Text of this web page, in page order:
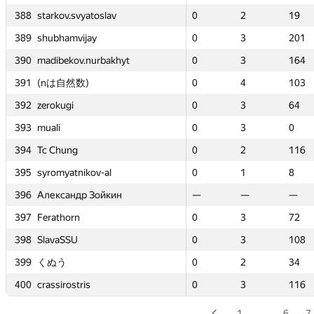
388 starkov.svyatoslav 0 2
19
389 shubhamvijay 0 3
201
390 madibekov.nurbakhyt 0 3
164
391
(nは自然数) 0 4
103
392 zerokugi 0 3
64
393 muali 0 3
0
394 Tc Chung 0 2
116
395 syromyatnikov-al 0 1
8
396 Александр Зойкин — —
—
397
Ferathorn 0 3
72
398 SlavaSSU 0 3
108
399
くぬう 0 2
34
400 crassirostris 0 3 116
0 2
74
0
0
3
—
0
—
0
-21
0
0
80
0
1
—
—
0
0
80
0
39
0
64
388 starkov.svyatoslav 0 2
19
389 shubhamvijay 0 3
201
390 madibekov.nurbakhyt 0 3
164
391
(nは自然数) 0 4
103
392 zerokugi 0 3
64
393 muali 0 3
0
394 Tc Chung 0 2
116
395 syromyatnikov-al 0 1
8
396 Александр Зойкин — —
—
397
Ferathorn 0 3
72
398 SlavaSSU 0 3
108
399
くぬう 0 2
34
400 crassirostris 0 3 116
388 starkov.svyatoslav 0 2
19
389 shubhamvijay 0 3
201
390 madibekov.nurbakhyt 0 3
164
391
(nは自然数) 0 4
103
392 zerokugi 0 3
64
393 muali 0 3
0
394 Tc Chung 0 2
116
395 syromyatnikov-al 0 1
8
396 Александр Зойкин — —
—
397
Ferathorn 0 3
72
398 SlavaSSU 0 3
108
399
くぬう 0 2
34
400 crassirostris 0 3 116
0 2
74
0
0
3
—
0
—
0
-21
0
0
80
0
1
—
—
0
0
80
0
39
0
64
388 starkov.svyatoslav 0 2
19
389 shubhamvijay 0 3
201
390 madibekov.nurbakhyt 0 3
164
391
(nは自然数) 0 4
103
392 zerokugi 0 3
64
393 muali 0 3
0
394 Tc Chung 0 2
116
395 syromyatnikov-al 0 1
8
396 Александр Зойкин — —
—
397
Ferathorn 0 3
72
398 SlavaSSU 0 3
108
399
くぬう 0 2
34
400 crassirostris 0 3 116